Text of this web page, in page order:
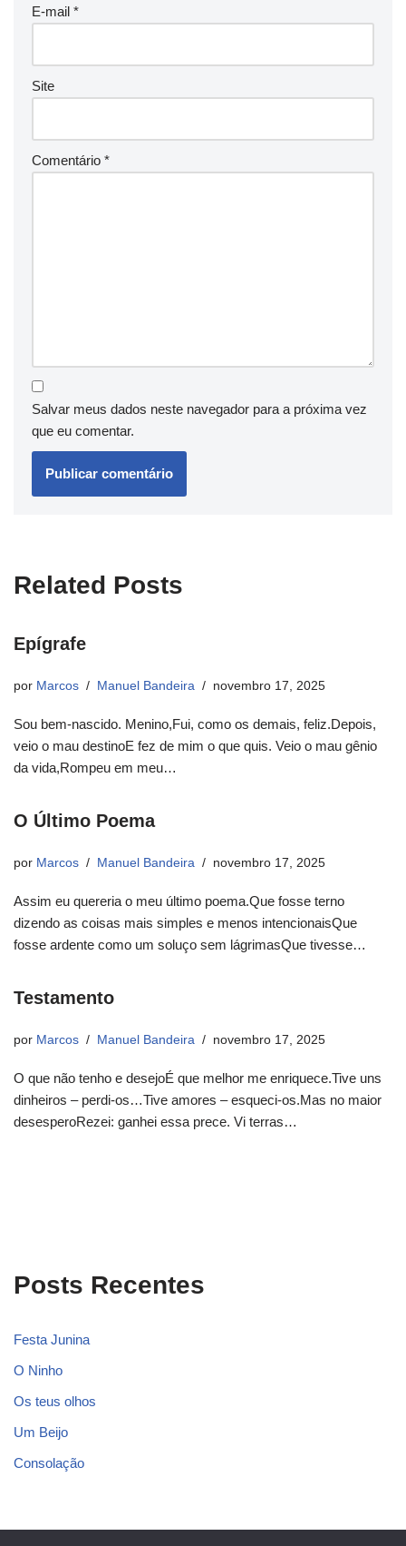
E-mail *
Site
Comentário *
Salvar meus dados neste navegador para a próxima vez
que eu comentar.
Related Posts
Epígrafe
por Marcos Manuel Bandeira novembro 17, 2025
Sou bem-nascido. Menino,Fui, como os demais, feliz.Depois,
veio o mau destinoE fez de mim o que quis. Veio o mau gênio
da vida,Rompeu em meu…
O Último Poema
por Marcos Manuel Bandeira novembro 17, 2025
Assim eu quereria o meu último poema.Que fosse terno
dizendo as coisas mais simples e menos intencionaisQue
fosse ardente como um soluço sem lágrimasQue tivesse…
Testamento
por Marcos Manuel Bandeira novembro 17, 2025
O que não tenho e desejoÉ que melhor me enriquece.Tive uns
dinheiros – perdi-os…Tive amores – esqueci-os.Mas no maior
desesperoRezei: ganhei essa prece. Vi terras…
Posts Recentes
Festa Junina
O Ninho
Os teus olhos
Um Beijo
Consolação